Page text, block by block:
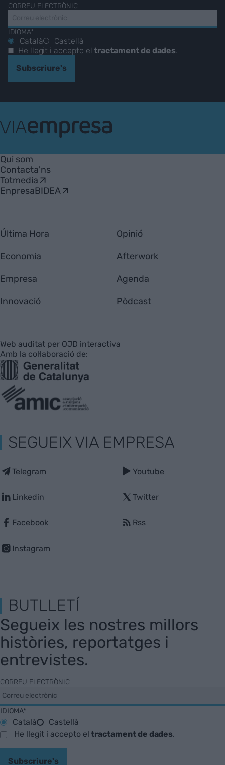
CORREU ELECTRÒNIC
IDIOMA*
Català
Castellà
He llegit i accepto eltractament de dades
Subscriure's
Empresa
Qui som
Contacta'ns
Totmedia
EnpresaBIDEA
Última Hora
Economia
Empresa
Innovació
Opinió
Afterwork
Agenda
Pòdcast
Web auditat per OJD interactiva
Amb la col·laboració de:
SEGUEIX VIA EMPRESA
Telegram
Linkedin
Facebook
Instagram
Youtube
Twitter
Rss
BUTLLETÍ
Segueix les nostres millors
històries, reportatges i
entrevistes.
CORREU ELECTRÒNIC
IDIOMA*
Català
Castellà
He llegit i accepto eltractament de dades.
Subscriure's